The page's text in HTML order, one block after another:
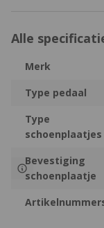
Alle
Merk
Type pedaal
Type
schoenplaatjes
Bevestiging
schoenplaatje